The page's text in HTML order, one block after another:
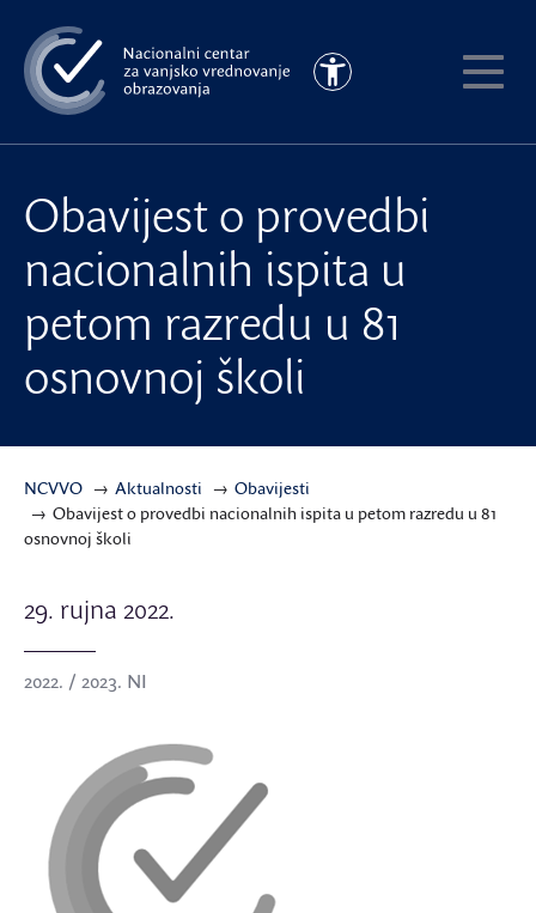
na
glavni
sadržaj
Pristupačnost
Obavijest o provedbi
nacionalnih ispita u
petom razredu u 81
osnovnoj školi
NCVVO Aktualnosti
Obavijesti
Obavijest o provedbi nacionalnih ispita u petom razredu u 81
osnovnoj školi
29. rujna 2022.
2022. / 2023. NI